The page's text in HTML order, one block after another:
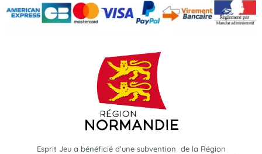
Esprit Jeu a bénéficié d'une subvention de la Région